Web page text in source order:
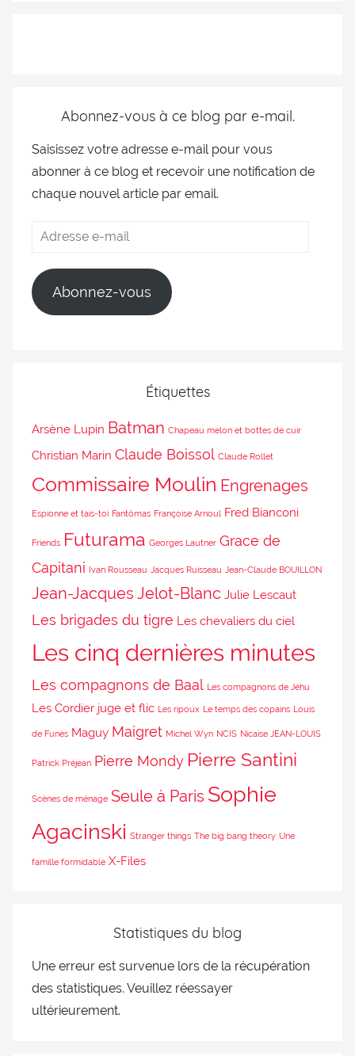
Abonnez-vous à ce blog par e-mail.
Saisissez votre adresse e-mail pour vous
abonner à ce blog et recevoir une notification de
chaque nouvel article par email.
Abonnez-vous
Étiquettes
Arsène Lupin Batman Chapeau melon et bottes de cuir
Christian Marin Claude Boissol Claude Rollet
Commissaire Moulin Engrenages
Espionne et tais-toi Fantômas Françoise Arnoul Fred Bianconi
Friends Futurama Georges Lautner Grace de
Capitani Ivan Rousseau Jacques Ruisseau Jean-Claude BOUILLON
Jean-Jacques Jelot-Blanc Julie Lescaut
Les brigades du tigre Les chevaliers du ciel
Les cinq dernières minutes
Les compagnons de Baal Les compagnons de Jéhu
Les Cordier juge et flic Les ripoux Le temps des copains Louis
de Funès Maguy Maigret Michel Wyn NCIS Nicaise JEAN-LOUIS
Patrick Préjean Pierre Mondy Pierre Santini
Scènes de ménage Seule à Paris Sophie
Agacinski Stranger things The big bang theory Une
famille formidable X-Files
Statistiques du blog
Une erreur est survenue lors de la récupération
des statistiques. Veuillez réessayer
ultérieurement.